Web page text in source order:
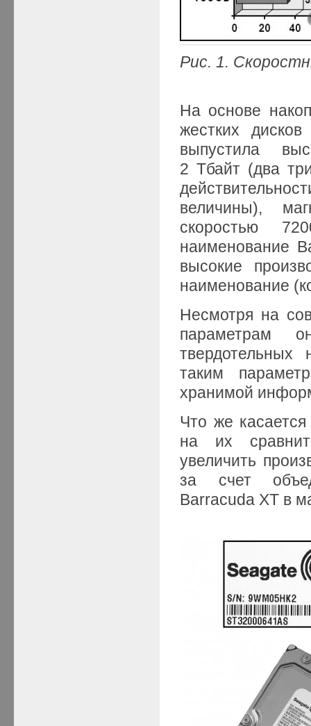
Рис. 1.
На основе
жестких
выпустила
2 Тбайт (два
величины),
скоростью
наименование
высокие
наименование
Несмотря на
параметрам
твердотельных
таким
хранимой
Что же
на их
увеличить
за счет
Barracuda XT в